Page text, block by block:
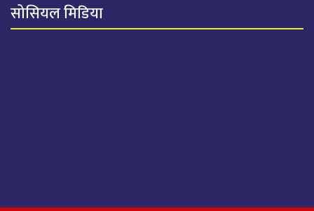
सोसियल मिडिया